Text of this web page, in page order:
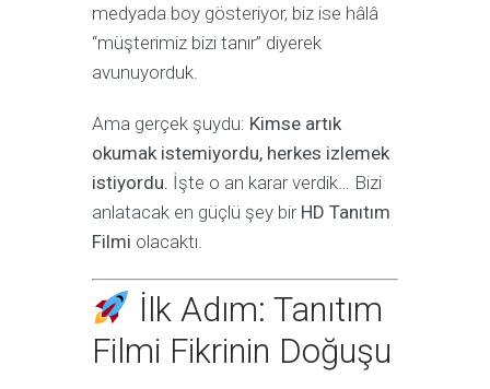
medyada boy gösteriyor, biz ise hâlâ
“müşterimiz bizi tanır” diyerek
avunuyorduk.
Ama gerçek şuydu: Kimse artık
okumak istemiyordu, herkes izlemek
istiyordu. İşte o an karar verdik… Bizi
anlatacak en güçlü şey bir HD Tanıtım
Filmi olacaktı.
İlk Adım: Tanıtım
Filmi Fikrinin Doğuşu